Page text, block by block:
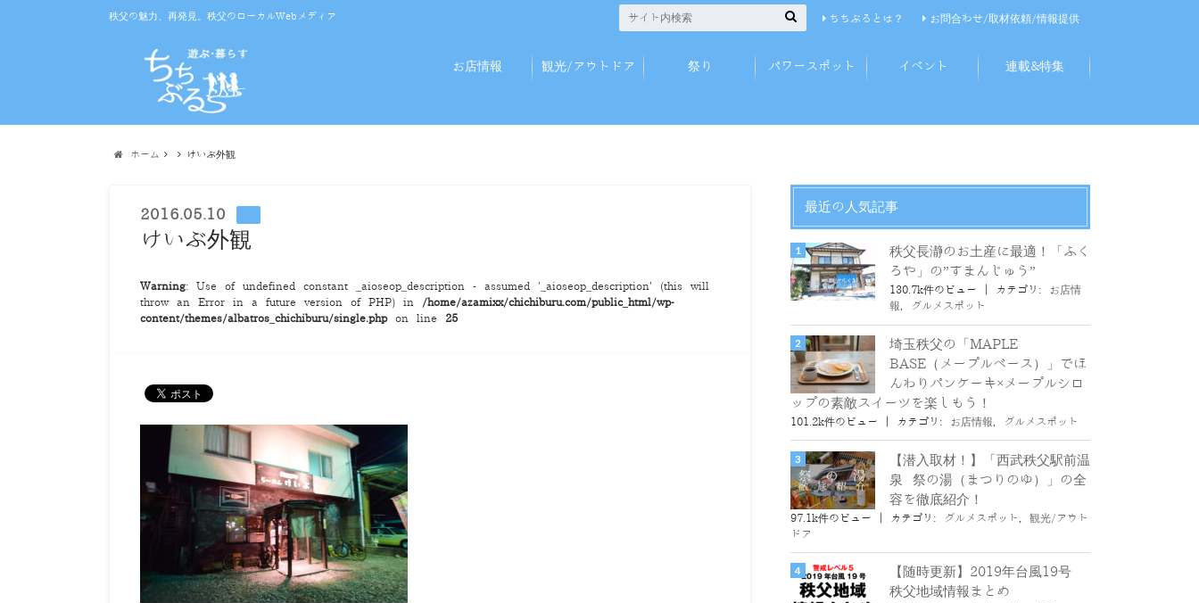
秩父の魅力、再発見。秩父のローカルWebメディア ちちぶるとは？ お問合わせ/取材依頼/情報提供
お店情報 観光/アウトドア 祭り パワースポット イベント 連載&特集
ホーム けいぶ外観
2016.05.10
けいぶ外観
Warning: Use of undefined constant _aioseop_description - assumed '_aioseop_description' (this will
throw an Error in a future version of PHP) in
/home/azamixx/chichiburu.com/public_html/wp-
content/themes/albatros_chichiburu/single.phpon line 25
最近の人気記事
秩父長瀞のお土産に最適！「ふく
ろや」の”すまんじゅう”
130.7k件のビュー カテゴリ:
お店情
報, グルメスポット
埼玉秩父の「MAPLE
BASE（メープルベース）」でほ
んわりパンケーキ×メープルシロ
ップの素敵スイーツを楽しもう！
101.2k件のビュー カテゴリ: お店情報, グルメスポット
【潜入取材！】「西武秩父駅前温
泉 祭の湯（まつりのゆ）」の全
容を徹底紹介！
97.1k件のビュー カテゴリ: グルメスポット
観光/アウト
ドア
【随時更新】2019年台風19号
秩父地域情報まとめ